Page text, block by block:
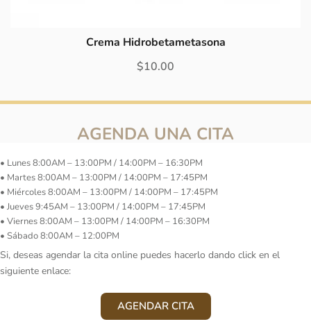
Crema Hidrobetametasona
$10.00
AGENDA UNA CITA
• Lunes 8:00AM – 13:00PM / 14:00PM – 16:30PM
• Martes 8:00AM – 13:00PM / 14:00PM – 17:45PM
• Miércoles 8:00AM – 13:00PM / 14:00PM – 17:45PM
• Jueves 9:45AM – 13:00PM / 14:00PM – 17:45PM
• Viernes 8:00AM – 13:00PM / 14:00PM – 16:30PM
• Sábado 8:00AM – 12:00PM
Si, deseas agendar la cita online puedes hacerlo dando click en el
siguiente enlace:
AGENDAR CITA